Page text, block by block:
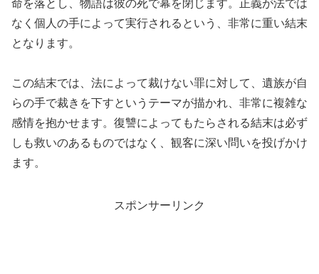
命を落とし、物語は彼の死で幕を閉じます。正義が法では
なく個人の手によって実行されるという、非常に重い結末
となります。
この結末では、法によって裁けない罪に対して、遺族が自
らの手で裁きを下すというテーマが描かれ、非常に複雑な
感情を抱かせます。復讐によってもたらされる結末は必ず
しも救いのあるものではなく、観客に深い問いを投げかけ
ます。
スポンサーリンク